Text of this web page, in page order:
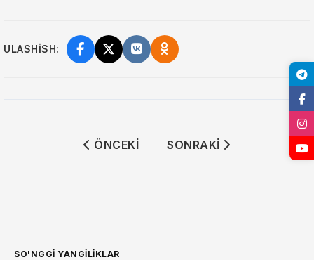
ULASHISH:
ÖNCEKI MAKALE: MISR ARGENTINA
ÖNCEKI SONRAKI MAKALE:
SONRAKI
SO'NGGI YANGILIKLAR